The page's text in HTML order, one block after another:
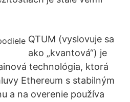
QTUM (vyslovuje sa
ako „kvantová“) je
technológia, ktorá
Ethereum s stabilným
a na overenie používa